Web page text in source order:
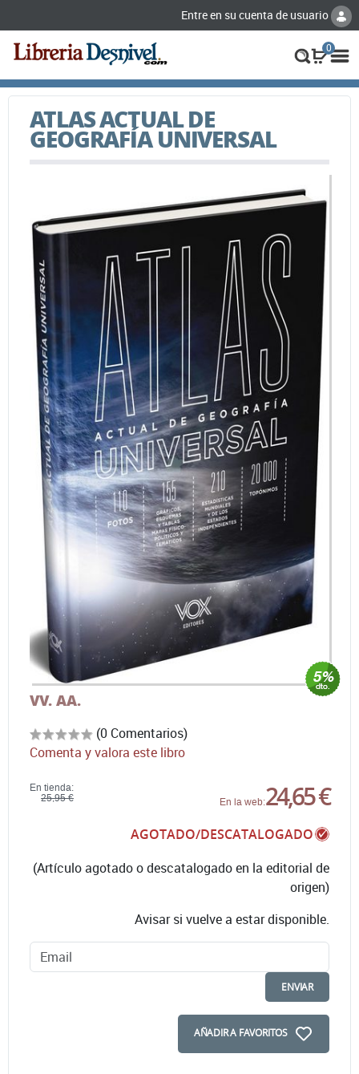
Entre en su cuenta de usuario
0
ATLAS ACTUAL DE
GEOGRAFÍA UNIVERSAL
VV. AA.
(0 Comentarios)
Comenta y valora este libro
En tienda:
25,95 €
En la web:24,65 €
AGOTADO/DESCATALOGADO
(Artículo agotado o descatalogado en la editorial de
origen)
Avisar si vuelve a estar disponible.
ENVIAR
AÑADIR A FAVORITOS